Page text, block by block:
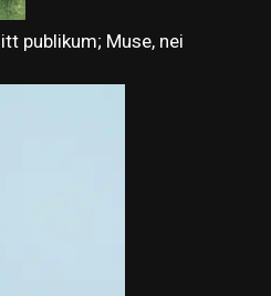
publikum; Muse, nei